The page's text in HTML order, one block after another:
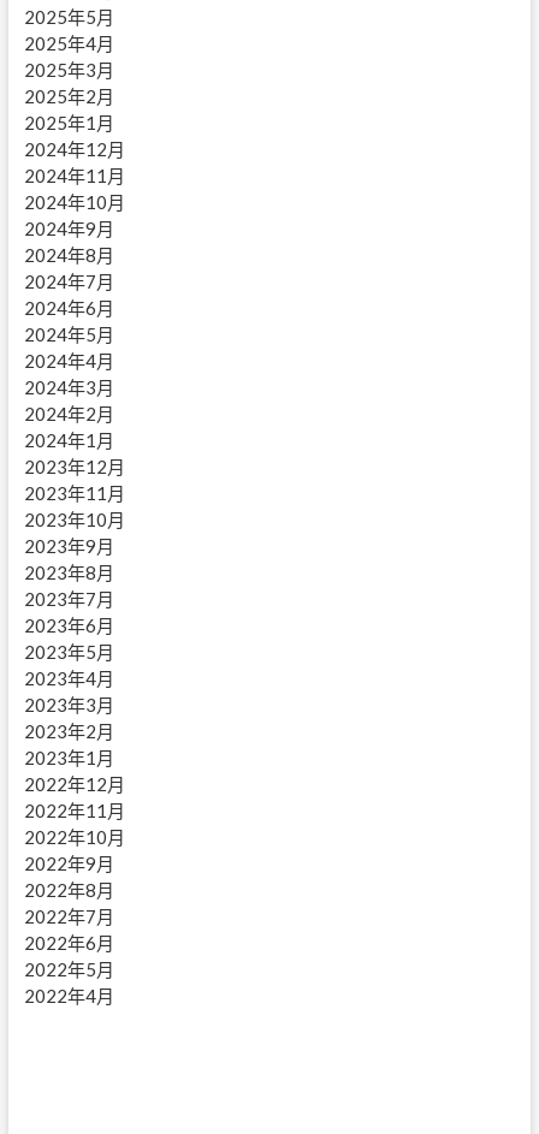
2025年5月
2025年4月
2025年3月
2025年2月
2025年1月
2024年12月
2024年11月
2024年10月
2024年9月
2024年8月
2024年7月
2024年6月
2024年5月
2024年4月
2024年3月
2024年2月
2024年1月
2023年12月
2023年11月
2023年10月
2023年9月
2023年8月
2023年7月
2023年6月
2023年5月
2023年4月
2023年3月
2023年2月
2023年1月
2022年12月
2022年11月
2022年10月
2022年9月
2022年8月
2022年7月
2022年6月
2022年5月
2022年4月